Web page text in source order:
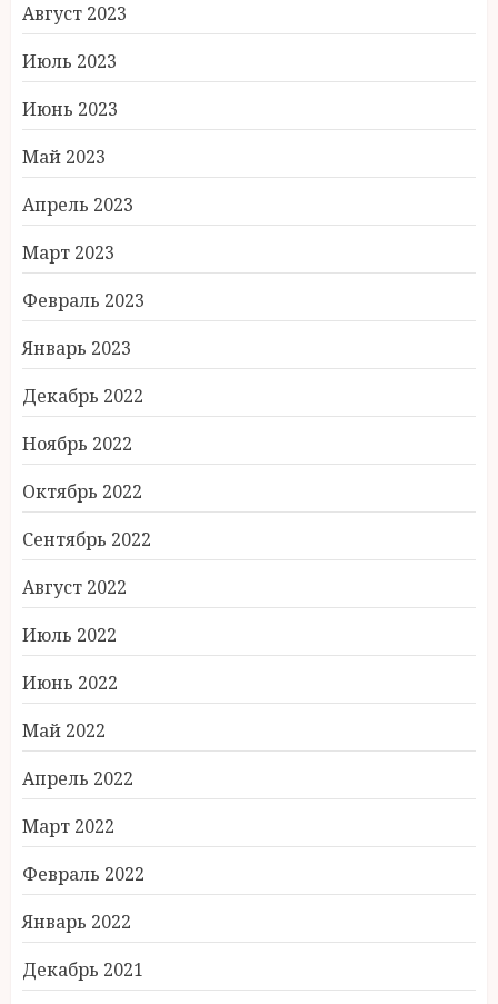
Август 2023
Июль 2023
Июнь 2023
Май 2023
Апрель 2023
Март 2023
Февраль 2023
Январь 2023
Декабрь 2022
Ноябрь 2022
Октябрь 2022
Сентябрь 2022
Август 2022
Июль 2022
Июнь 2022
Май 2022
Апрель 2022
Март 2022
Февраль 2022
Январь 2022
Декабрь 2021